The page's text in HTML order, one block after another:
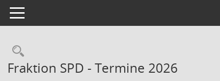
Toggle navigation
Rechercheauswahl
Fraktion SPD - Termine 2026